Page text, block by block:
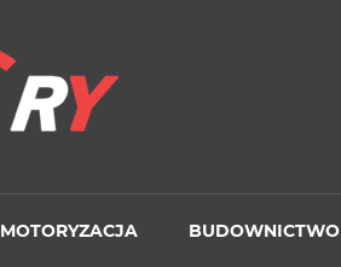
MOTORYZACJA BUDOWNICTWO